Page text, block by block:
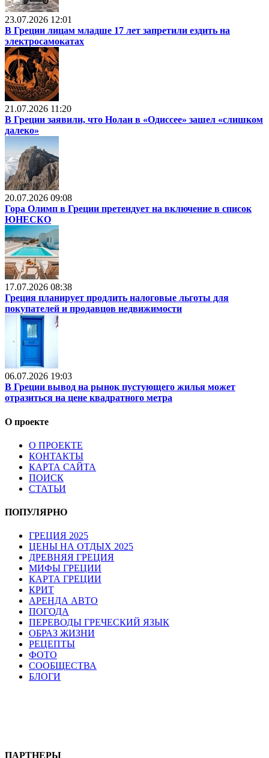
23.07.2026 12:01
В Греции лицам младше 17 лет запретили ездить на
электросамокатах
21.07.2026 11:20
В Греции заявили, что Нолан в «Одиссее» зашел «слишком
далеко»
20.07.2026 09:08
Гора Олимп в Греции претендует на включение в список
ЮНЕСКО
17.07.2026 08:38
Греция планирует продлить налоговые льготы для
покупателей и продавцов недвижимости
06.07.2026 19:03
В Греции вывод на рынок пустующего жилья может
отразиться на цене квадратного метра
О проекте
О ПРОЕКТЕ
КОНТАКТЫ
КАРТА САЙТА
ПОИСК
СТАТЬИ
ПОПУЛЯРНО
ГРЕЦИЯ 2025
ЦЕНЫ НА ОТДЫХ 2025
ДРЕВНЯЯ ГРЕЦИЯ
МИФЫ ГРЕЦИИ
КАРТА ГРЕЦИИ
КРИТ
АРЕНДА АВТО
ПОГОДА
ПЕРЕВОДЫ ГРЕЧЕСКИЙ ЯЗЫК
ОБРАЗ ЖИЗНИ
РЕЦЕПТЫ
ФОТО
СООБЩЕСТВА
БЛОГИ
ПАРТНЕРЫ